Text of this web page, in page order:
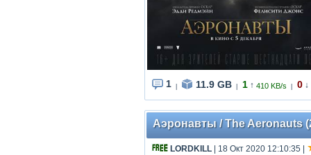
1 11.9 GB 1 ↑ 410 KB/s 0 ↓
Аэронавты / The Aeronauts
LORDKILL | 18 Окт 2020 12:10:35